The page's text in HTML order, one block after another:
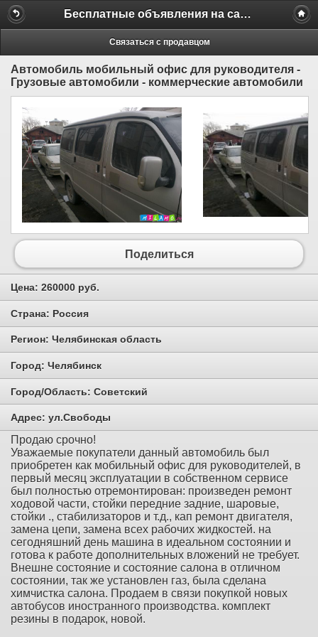
Бесплатные объявления на сайте MILAMO.ru
Связаться с продавцом
Автомобиль мобильный офис для руководителя -
Грузовые автомобили - коммерческие автомобили
Поделиться
Цена: 260000 руб.
Страна: Россия
Регион: Челябинская область
Город: Челябинск
Город/Область: Советский
Адрес: ул.Свободы
Продаю срочно!
Уважаемые покупатели данный автомобиль был
приобретен как мобильный офис для руководителей, в
первый месяц эксплуатации в собственном сервисе
был полностью отремонтирован: произведен ремонт
ходовой части, стойки передние задние, шаровые,
стойки ., стабилизаторов и т.д., кап ремонт двигателя,
замена цепи, замена всех рабочих жидкостей. на
сегодняшний день машина в идеальном состоянии и
готова к работе дополнительных вложений не требует.
Внешне состояние и состояние салона в отличном
состоянии, так же установлен газ, была сделана
химчистка салона. Продаем в связи покупкой новых
автобусов иностранного производства. комплект
резины в подарок, новой.